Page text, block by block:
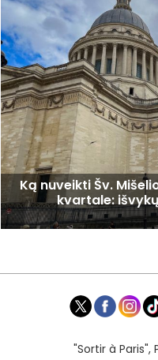
Ką nuveikti Šv.
kvartale:
"Sortir à Paris",